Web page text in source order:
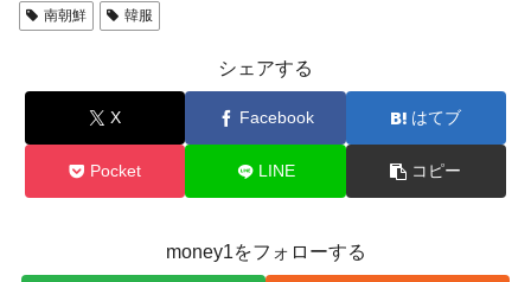
南朝鮮
韓服
シェアする
X Facebook はてブ
Pocket LINE コピー
money1をフォローする